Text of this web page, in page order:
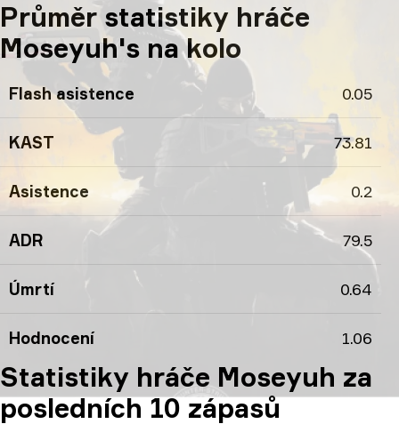
Průměr statistiky hráče
Moseyuh's na kolo
Flash asistence 0.05
KAST 73.81
Asistence 0.2
ADR 79.5
Úmrtí 0.64
Hodnocení 1.06
Statistiky hráče Moseyuh za
posledních 10 zápasů